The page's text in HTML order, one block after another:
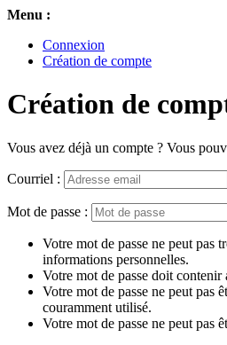
Menu :
Connexion
Création de compte
Création de
Vous avez déjà un compte ? Vous
Courriel :
Mot de passe :
Votre mot de passe ne peut pas
informations personnelles.
Votre mot de passe doit contenir
Votre mot de passe ne peut pas
couramment utilisé.
Votre mot de passe ne peut pas